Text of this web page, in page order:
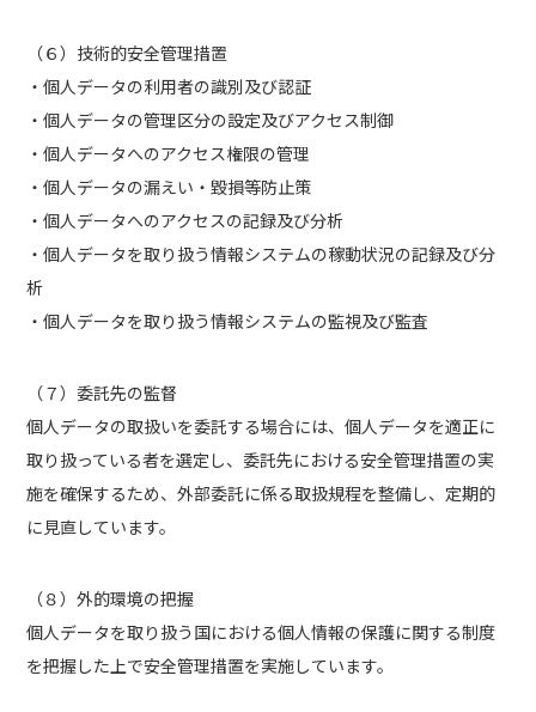
（６）技術的安全管理措置
・個人データの利用者の識別及び認証
・個人データの管理区分の設定及びアクセス制御
・個人データへのアクセス権限の管理
・個人データの漏えい・毀損等防止策
・個人データへのアクセスの記録及び分析
・個人データを取り扱う情報システムの稼動状況の記録及び分
析
・個人データを取り扱う情報システムの監視及び監査
（７）委託先の監督
個人データの取扱いを委託する場合には、個人データを適正に
取り扱っている者を選定し、委託先における安全管理措置の実
施を確保するため、外部委託に係る取扱規程を整備し、定期的
に見直しています。
（８）外的環境の把握
個人データを取り扱う国における個人情報の保護に関する制度
を把握した上で安全管理措置を実施しています。